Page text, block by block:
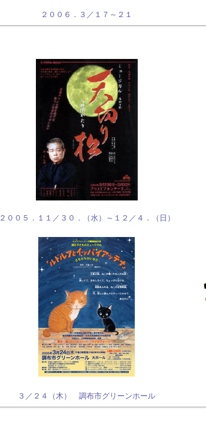
２００６．３／１７～２１
２００５．１１／３０．（水）～１２／４．（日）
３／２４（木） 調布市グリーンホール